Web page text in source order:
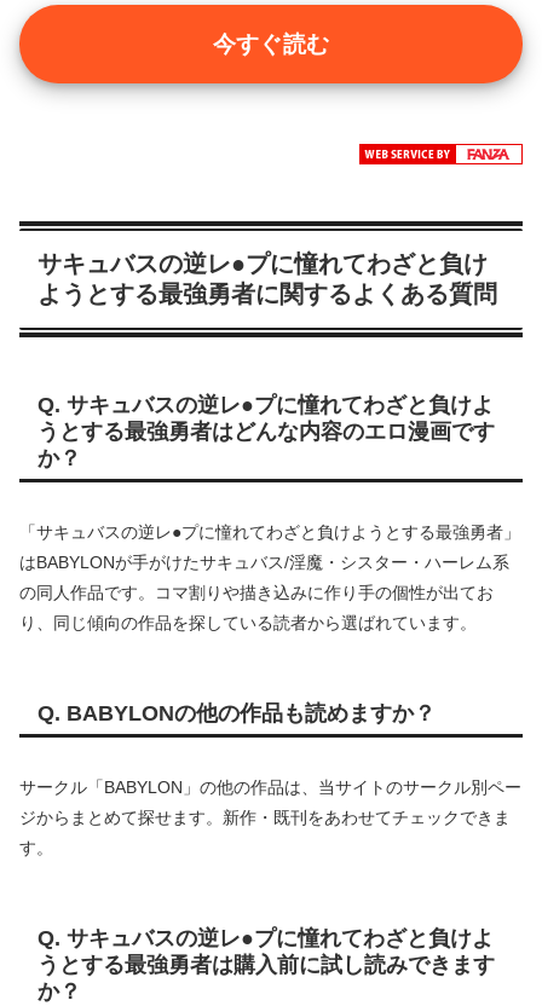
今すぐ読む
サキュバスの逆レ●プに憧れてわざと負け
ようとする最強勇者に関するよくある質問
Q. サキュバスの逆レ●プに憧れてわざと負けよ
うとする最強勇者はどんな内容のエロ漫画です
か？
「サキュバスの逆レ●プに憧れてわざと負けようとする最強勇者」
はBABYLONが手がけたサキュバス/淫魔・シスター・ハーレム系
の同人作品です。コマ割りや描き込みに作り手の個性が出てお
り、同じ傾向の作品を探している読者から選ばれています。
Q. BABYLONの他の作品も読めますか？
サークル「BABYLON」の他の作品は、当サイトのサークル別ペー
ジからまとめて探せます。新作・既刊をあわせてチェックできま
す。
Q. サキュバスの逆レ●プに憧れてわざと負けよ
うとする最強勇者は購入前に試し読みできます
か？